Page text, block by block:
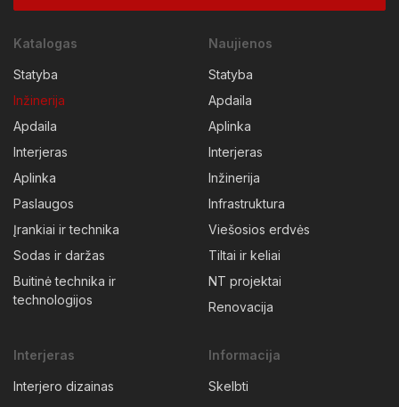
Katalogas
Statyba
Inžinerija
Apdaila
Interjeras
Aplinka
Paslaugos
Įrankiai ir technika
Sodas ir daržas
Buitinė technika ir
technologijos
Naujienos
Statyba
Apdaila
Aplinka
Interjeras
Inžinerija
Infrastruktura
Viešosios erdvės
Tiltai ir keliai
NT projektai
Renovacija
Interjeras
Interjero dizainas
Informacija
Skelbti